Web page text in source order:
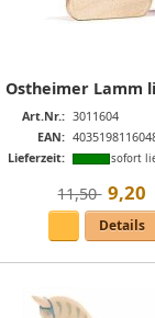
Ostheimer Lamm
Art.Nr.: 3011604
EAN:
Lieferzeit:
sofort
11,50  9,20
Details